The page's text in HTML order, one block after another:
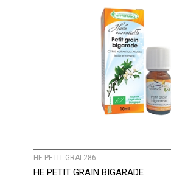
HE PETIT GRAI 286
HE PETIT GRAIN BIGARADE